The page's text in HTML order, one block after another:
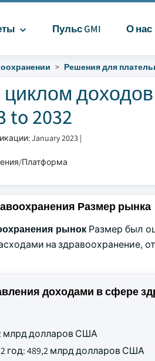
Пульс GMI О нас
Решения для
to 2032
January 2023 |
Платформа
Размер рынка
рынокРазмер был
на здравоохранение,
доходами в сфере
млрд долларов США
год: 489,2 млрд долларов США